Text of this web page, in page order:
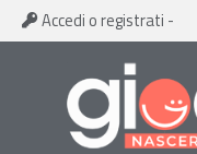
Accedi o registrati -